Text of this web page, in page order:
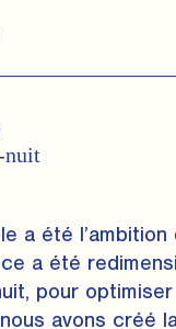
nuit
a été
a été
pour
avons créé